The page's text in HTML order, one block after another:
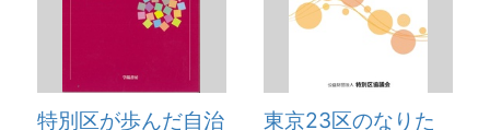
特別区が歩んだ自治
東京23区のなりた